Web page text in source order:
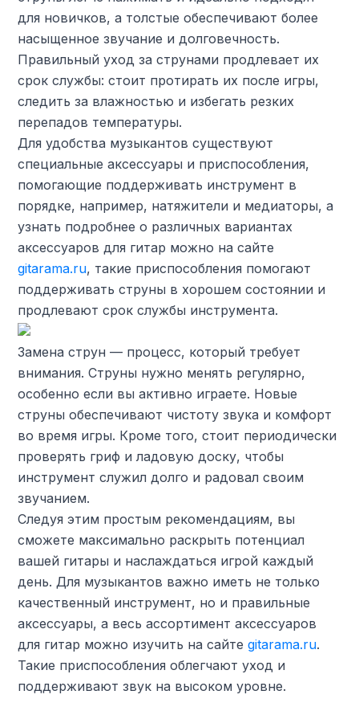
для новичков, а толстые обеспечивают более
насыщенное звучание и долговечность.
Правильный уход за струнами продлевает их
срок службы: стоит протирать их после игры,
следить за влажностью и избегать резких
перепадов температуры.
Для удобства музыкантов существуют
специальные аксессуары и приспособления,
помогающие поддерживать инструмент в
порядке, например, натяжители и медиаторы, а
узнать подробнее о различных вариантах
аксессуаров для гитар можно на сайте
gitarama.ru, такие приспособления помогают
поддерживать струны в хорошем состоянии и
продлевают срок службы инструмента.
Замена струн — процесс, который требует
внимания. Струны нужно менять регулярно,
особенно если вы активно играете. Новые
струны обеспечивают чистоту звука и комфорт
во время игры. Кроме того, стоит периодически
проверять гриф и ладовую доску, чтобы
инструмент служил долго и радовал своим
звучанием.
Следуя этим простым рекомендациям, вы
сможете максимально раскрыть потенциал
вашей гитары и наслаждаться игрой каждый
день. Для музыкантов важно иметь не только
качественный инструмент, но и правильные
аксессуары, а весь ассортимент аксессуаров
для гитар можно изучить на сайтеgitarama.ru.
Такие приспособления облегчают уход и
поддерживают звук на высоком уровне.